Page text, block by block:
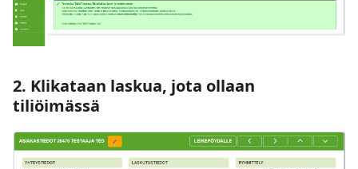
2. Klikataan laskua, jota ollaan
tiliöimässä